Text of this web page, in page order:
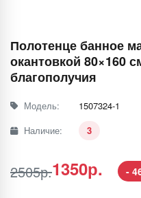
Полотенце банное
окантовкой 80×160
благополучия
Модель:
1507324-1
Наличие:
3
2505р.1350р. -